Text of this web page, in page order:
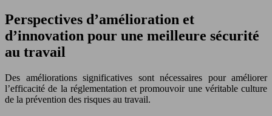
Perspectives d’amélioration et
d’innovation pour une meilleure sécurité
au travail
Des améliorations significatives sont nécessaires pour améliorer
l’efficacité de la réglementation et promouvoir une véritable culture
de la prévention des risques au travail.